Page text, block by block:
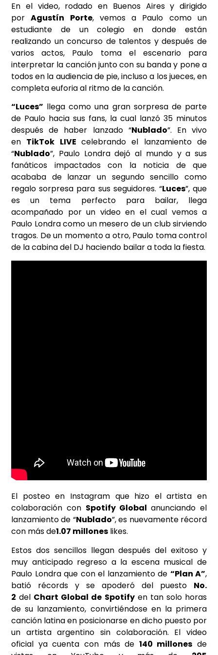
En el video, rodado en Buenos Aires y dirigido
porAgustín Porte, vemos a Paulo como un
estudiante de un colegio en donde están
realizando un concurso de talentos y después de
varios actos, Paulo toma el escenario para
interpretar la canción junto con su banda y pone a
todos en la audiencia de pie, incluso a los jueces, en
completa euforia al ritmo de la canción.
“Luces” llega como una gran sorpresa de parte
de Paulo hacia sus fans, la cual lanzó 35 minutos
después de haber lanzado “Nublado”. En vivo
en TikTok LIVEcelebrando el lanzamiento de
“Nublado”, Paulo Londra dejó al mundo y a sus
fanáticos impactados con la noticia de que
acababa de lanzar un segundo sencillo como
regalo sorpresa para sus seguidores. “Luces”, que
es un tema perfecto para bailar, llega
acompañado por un video en el cual vemos a
Paulo Londra como un mesero de un club sirviendo
tragos. De un momento a otro, Paulo toma control
de la cabina del DJ haciendo bailar a toda la fiesta.
El posteo en Instagram que hizo el artista en
colaboración con Spotify Globalanunciando el
lanzamiento de “Nublado”, es nuevamente récord
con más de1.07 millones likes.
Estos dos sencillos llegan después del exitoso y
muy anticipado regreso a la escena musical de
Paulo Londra que con el lanzamiento de “Plan A”,
batió récords y se apoderó del puesto No.
2 del Chart Global de Spotifyen tan solo horas
de su lanzamiento, convirtiéndose en la primera
canción latina en posicionarse en dicho puesto por
un artista argentino sin colaboración. El video
oficial ya cuenta con más de 140 millones de